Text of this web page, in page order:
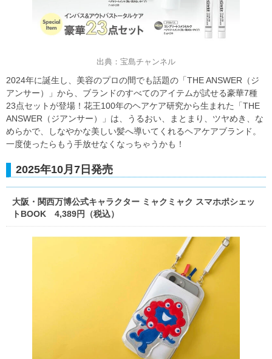
出典：宝島チャンネル
2024年に誕生し、美容のプロの間でも話題の「THE ANSWER（ジ
アンサー）」から、ブランドのすべてのアイテムが試せる豪華7種
23点セットが登場！花王100年のヘアケア研究から生まれた「THE
ANSWER（ジアンサー）」は、うるおい、まとまり、ツヤめき、な
めらかで、しなやかな美しい髪へ導いてくれるヘアケアブランド。
一度使ったらもう手放せなくなっちゃうかも！
2025年10月7日発売
大阪・関西万博公式キャラクター ミャクミャク スマホポシェッ
トBOOK 4,389円（税込）